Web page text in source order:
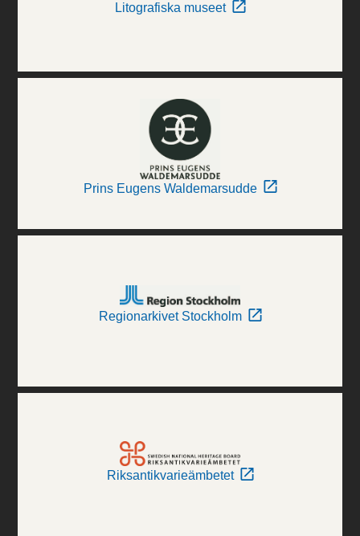
Litografiska museet
Prins Eugens Waldemarsudde
Regionarkivet Stockholm
Riksantikvarieämbetet